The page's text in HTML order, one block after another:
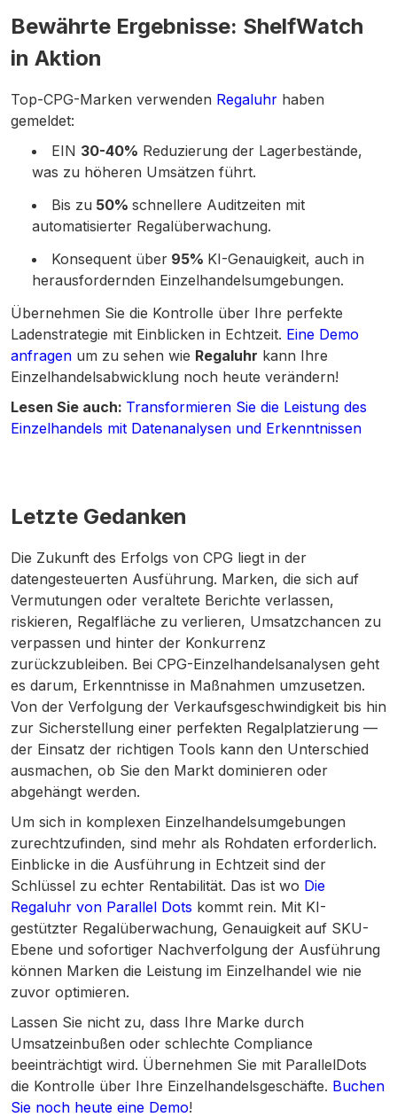
Bewährte Ergebnisse: ShelfWatch
in Aktion
Top-CPG-Marken verwenden Regaluhr haben
gemeldet:
EIN 30-40% Reduzierung der Lagerbestände,
was zu höheren Umsätzen führt.
Bis zu 50% schnellere Auditzeiten mit
automatisierter Regalüberwachung.
Konsequent über 95% KI-Genauigkeit, auch in
herausfordernden Einzelhandelsumgebungen.
Übernehmen Sie die Kontrolle über Ihre perfekte
Ladenstrategie mit Einblicken in Echtzeit. Eine Demo
anfragen um zu sehen wie Regaluhr kann Ihre
Einzelhandelsabwicklung noch heute verändern!
Lesen Sie auch: Transformieren Sie die Leistung des
Einzelhandels mit Datenanalysen und Erkenntnissen
Letzte Gedanken
Die Zukunft des Erfolgs von CPG liegt in der
datengesteuerten Ausführung. Marken, die sich auf
Vermutungen oder veraltete Berichte verlassen,
riskieren, Regalfläche zu verlieren, Umsatzchancen zu
verpassen und hinter der Konkurrenz
zurückzubleiben. Bei CPG-Einzelhandelsanalysen geht
es darum, Erkenntnisse in Maßnahmen umzusetzen.
Von der Verfolgung der Verkaufsgeschwindigkeit bis hin
zur Sicherstellung einer perfekten Regalplatzierung —
der Einsatz der richtigen Tools kann den Unterschied
ausmachen, ob Sie den Markt dominieren oder
abgehängt werden.
Um sich in komplexen Einzelhandelsumgebungen
zurechtzufinden, sind mehr als Rohdaten erforderlich.
Einblicke in die Ausführung in Echtzeit sind der
Schlüssel zu echter Rentabilität. Das ist wo Die
Regaluhr von Parallel Dots kommt rein. Mit KI-
gestützter Regalüberwachung, Genauigkeit auf SKU-
Ebene und sofortiger Nachverfolgung der Ausführung
können Marken die Leistung im Einzelhandel wie nie
zuvor optimieren.
Lassen Sie nicht zu, dass Ihre Marke durch
Umsatzeinbußen oder schlechte Compliance
beeinträchtigt wird. Übernehmen Sie mit ParallelDots
die Kontrolle über Ihre Einzelhandelsgeschäfte. Buchen
Sie noch heute eine Demo!